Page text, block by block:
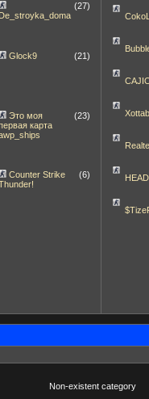
De_stroyka_doma
(27)
Glock9 (21)
Это моя
карта
(23)
Counter Strike
(6)
Non-existent category